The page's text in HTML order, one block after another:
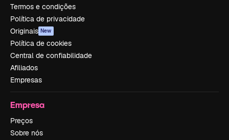
Termos e condições
Política de privacidade
Originais New
Política de cookies
Central de confiabilidade
Afiliados
Empresas
Empresa
Preços
Sobre nós